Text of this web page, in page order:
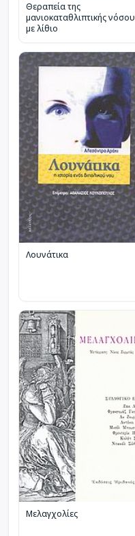
Θεραπεία της
μανιοκαταθλιπτικής νόσου
με λίθιο
Λουνάτικα
Μελαγχολίες